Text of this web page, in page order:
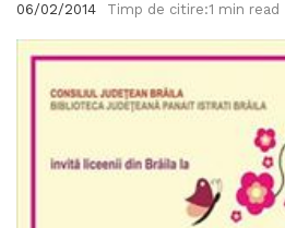
06/02/2014 Timp de citire:1 min read